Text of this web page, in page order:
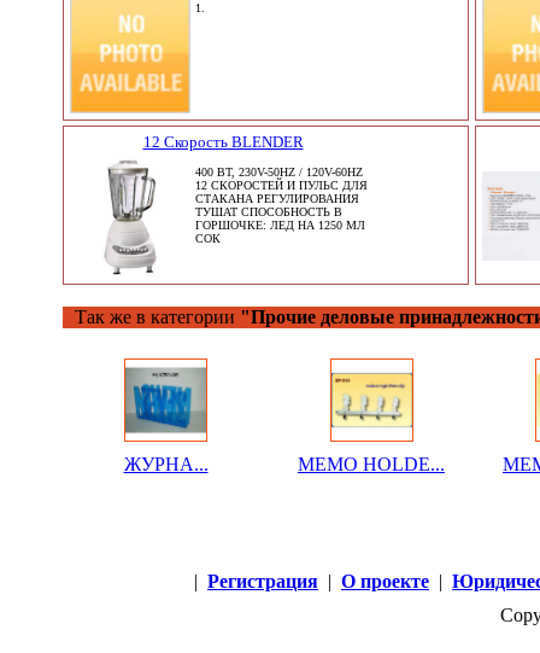
1.
12 Скорость BLENDER
400 ВТ, 230V-50HZ / 120V-60HZ
12 СКОРОСТЕЙ И ПУЛЬС ДЛЯ
СТАКАНА РЕГУЛИРОВАНИЯ
ТУШАТ СПОСОБНОСТЬ В
ГОРШОЧКЕ: ЛЕД НА 1250 МЛ
СОК
Так же в категории "Прочие деловые
ЖУРНА... MEMO HOLDE...
| Регистрация | О проекте |